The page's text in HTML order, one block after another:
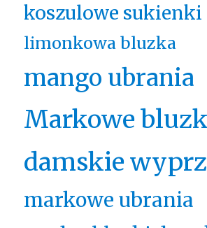
koszulowe sukienki
limonkowa bluzka
mango ubrania
Markowe
damskie
markowe ubrania